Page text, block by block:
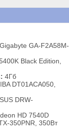
Gigabyte GA-F2A58M-
Black Edition,
4Гб
DT01ACA050,
DRW-
HD 7540D
350PNR, 350Вт